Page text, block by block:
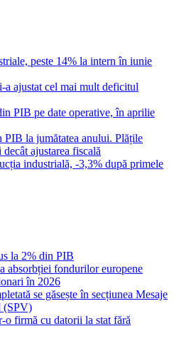
peste 14% la intern în iunie
a ajustat cel mai mult deficitul
PIB pe date operative, în aprilie
la jumătatea anului. Plățile
ajustarea fiscală
industrială, -3,3% după primele
la 2% din PIB
absorbției fondurilor europene
în 2026
se găsește în secțiunea Mesaje
(SPV)
firmă cu datorii la stat fără